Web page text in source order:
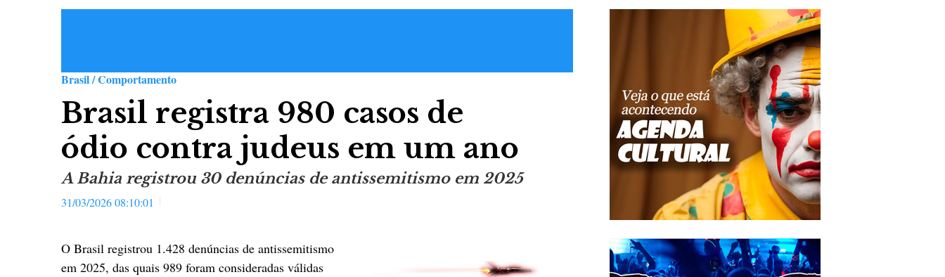
Brasil / Comportamento
Brasil registra 980 casos de
ódio contra judeus em um ano
A Bahia registrou 30 denúncias de antissemitismo em 2025
31/03/2026 08:10:01
O Brasil registrou 1.428 denúncias de antissemitismo
em 2025, das quais 989 foram consideradas válidas